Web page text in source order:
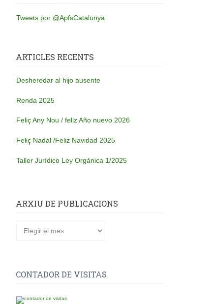
Tweets por @ApfsCatalunya
ARTICLES RECENTS
Desheredar al hijo ausente
Renda 2025
Feliç Any Nou / feliz Año nuevo 2026
Feliç Nadal /Feliz Navidad 2025
Taller Jurídico Ley Orgánica 1/2025
ARXIU DE PUBLICACIONS
CONTADOR DE VISITAS